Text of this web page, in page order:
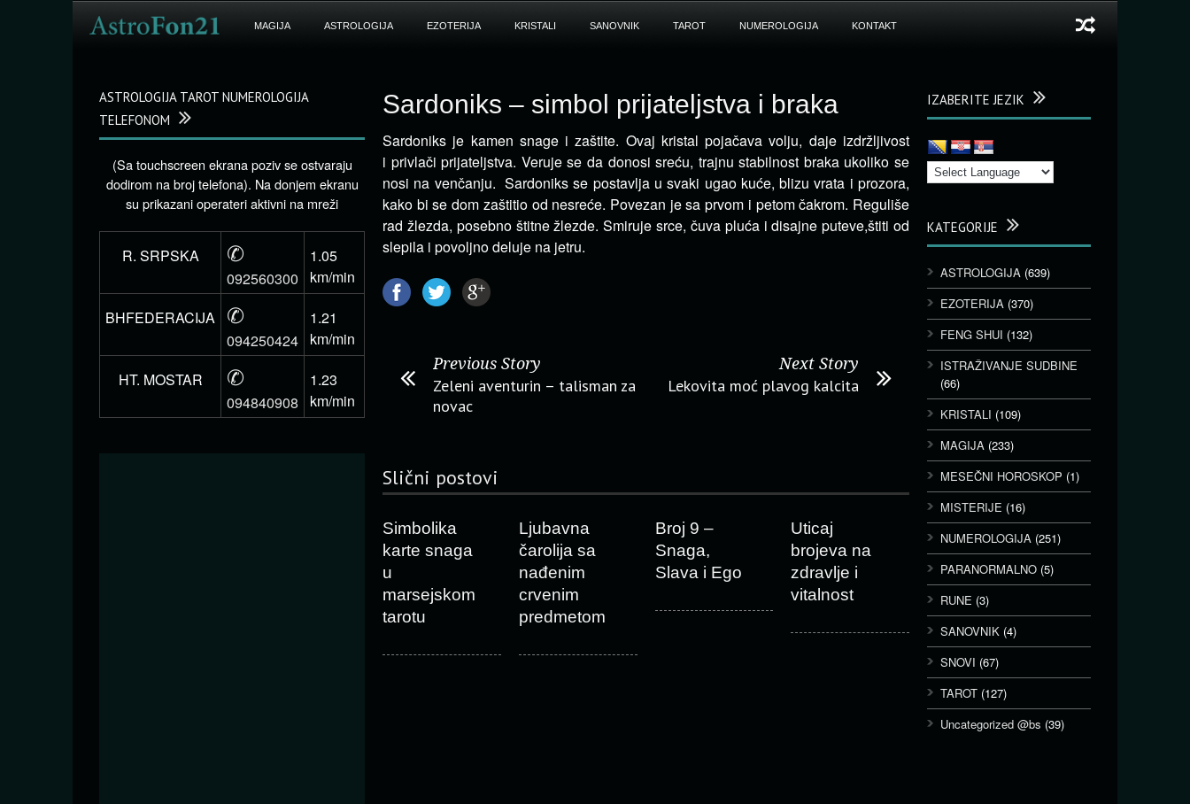
MAGIJA ASTROLOGIJA EZOTERIJA KRISTALI SANOVNIK TAROT NUMEROLOGIJA KONTAKT
Sardoniks – simbol prijateljstva i braka
Sardoniks je kamen snage i zaštite. Ovaj kristal pojačava volju, daje izdržljivost
i privlači prijateljstva. Veruje se da donosi sreću, trajnu stabilnost braka ukoliko se
nosi na venčanju. Sardoniks se postavlja u svaki ugao kuće, blizu vrata i prozora,
kako bi se dom zaštitio od nesreće. Povezan je sa prvom i petom čakrom. Reguliše
rad žlezda, posebno štitne žlezde. Smiruje srce, čuva pluća i disajne puteve,štiti od
slepila i povoljno deluje na jetru.
Previous Story
Zeleni aventurin – talisman za
novac
Next Story
Lekovita moć plavog kalcita
Slični postovi
Simbolika
karte snaga
u
marsejskom
tarotu
Ljubavna
čarolija sa
nađenim
crvenim
predmetom
Broj 9 –
Snaga,
Slava i Ego
Uticaj
brojeva na
zdravlje i
vitalnost
IZABERITE JEZIK
KATEGORIJE
ASTROLOGIJA (639)
EZOTERIJA (370)
FENG SHUI (132)
ISTRAŽIVANJE SUDBINE
(66)
KRISTALI (109)
MAGIJA (233)
MESEČNI HOROSKOP (1)
MISTERIJE (16)
NUMEROLOGIJA (251)
PARANORMALNO (5)
RUNE (3)
SANOVNIK (4)
SNOVI (67)
TAROT (127)
Uncategorized @bs (39)
ASTROLOGIJA TAROT NUMEROLOGIJA
TELEFONOM
(Sa touchscreen ekrana poziv se ostvaraju
dodirom na broj telefona). Na donjem ekranu
su prikazani operateri aktivni na mreži
R. SRPSKA ✆
092560300
1.05
km/min
BHFEDERACIJA
✆
094250424
1.21
km/min
HT. MOSTAR
✆
094840908
1.23
km/min